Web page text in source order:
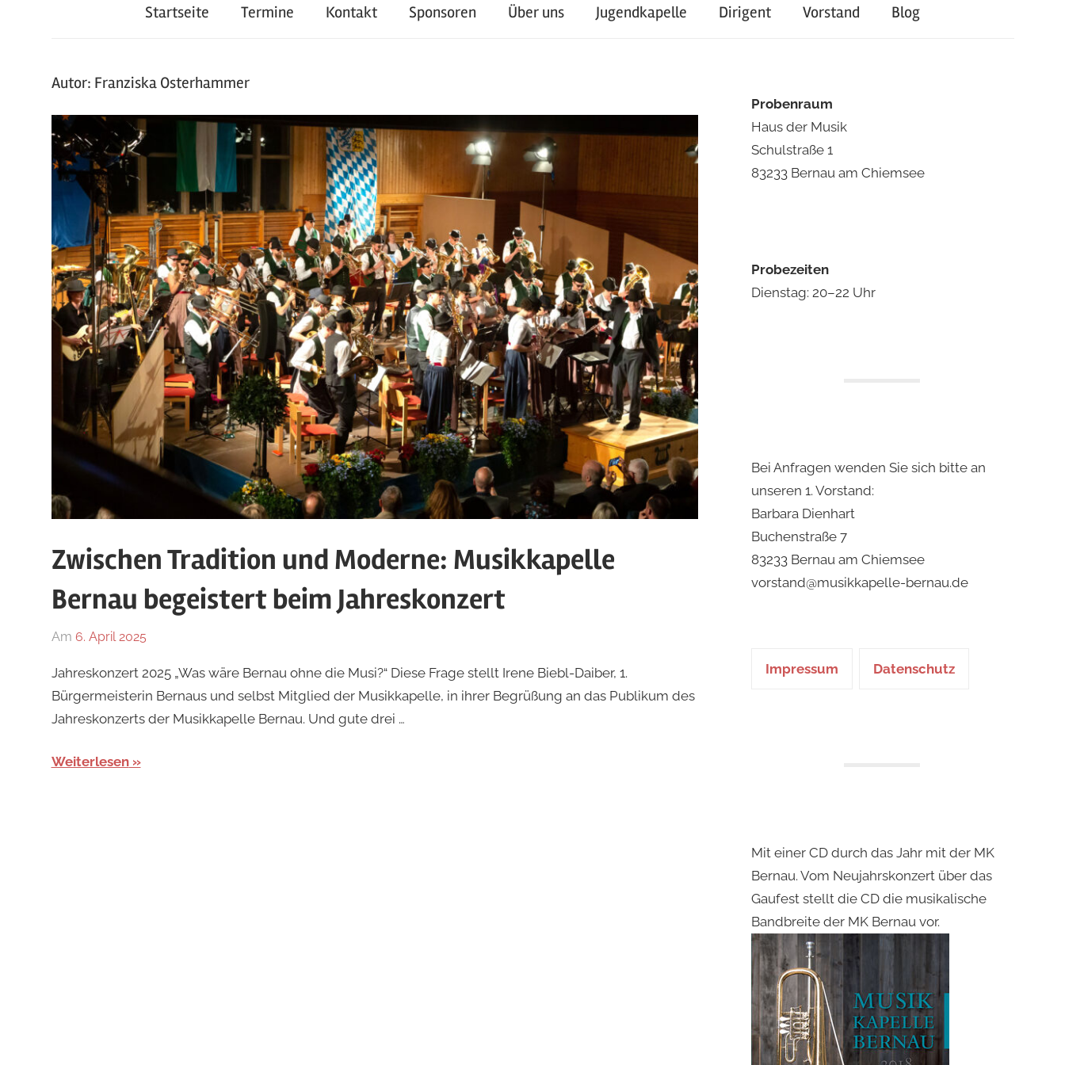
Startseite Termine Kontakt Sponsoren Über uns Jugendkapelle Dirigent Vorstand Blog
Autor: Franziska Osterhammer
Zwischen Tradition und Moderne: Musikkapelle
Bernau begeistert beim Jahreskonzert
Am 6. April 2025
Osterhammer
Jahreskonzert 2025 „Was wäre Bernau ohne die Musi?“ Diese Frage stellt Irene Biebl-Daiber, 1.
Bürgermeisterin Bernaus und selbst Mitglied der Musikkapelle, in ihrer Begrüßung an das Publikum des
Jahreskonzerts der Musikkapelle Bernau. Und gute drei …
Weiterlesen
Probenraum
Haus der Musik
Schulstraße 1
83233 Bernau am Chiemsee
Probezeiten
Dienstag: 20–22 Uhr
Bei Anfragen wenden Sie sich bitte an
unseren 1. Vorstand:
Barbara Dienhart
Buchenstraße 7
83233 Bernau am Chiemsee
vorstand@musikkapelle-bernau.de
Impressum Datenschutz
Mit einer CD durch das Jahr mit der MK
Bernau. Vom Neujahrskonzert über das
Gaufest stellt die CD die musikalische
Bandbreite der MK Bernau vor.